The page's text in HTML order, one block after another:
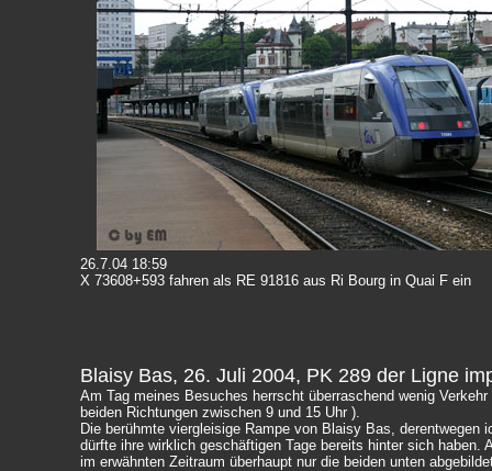
26.7.04 18:59
X 73608+593 fahren als RE 91816 aus Ri Bourg in Quai F ein
Blaisy Bas, 26. Juli 2004, PK 289 der Ligne
Am Tag meines Besuches herrscht überraschend wenig Verkehr
beiden Richtungen zwischen 9 und 15 Uhr ).
Die berühmte viergleisige Rampe von Blaisy Bas,
dürfte ihre wirklich geschäftigen Tage bereits hinter sich
im erwähnten Zeitraum überhaupt nur die beiden unten